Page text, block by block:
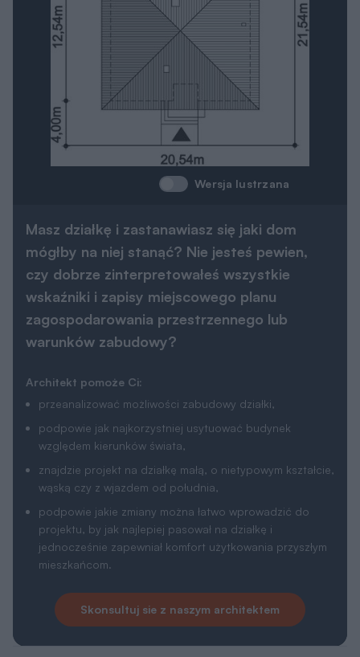
Wersja lustrzana
Masz działkę i zastanawiasz się jaki dom
mógłby na niej stanąć? Nie jesteś pewien,
czy dobrze zinterpretowałeś wszystkie
wskaźniki i zapisy miejscowego planu
zagospodarowania przestrzennego lub
warunków zabudowy?
Architekt pomoże Ci:
przeanalizować możliwości zabudowy działki,
podpowie jak najkorzystniej usytuować budynek
względem kierunków świata,
znajdzie projekt na działkę małą, o nietypowym kształcie,
wąską czy z wjazdem od południa,
podpowie jakie zmiany można łatwo wprowadzić do
projektu, by jak najlepiej pasował na działkę i
jednocześnie zapewniał komfort użytkowania przyszłym
mieszkańcom.
Skonsultuj sie z naszym architektem